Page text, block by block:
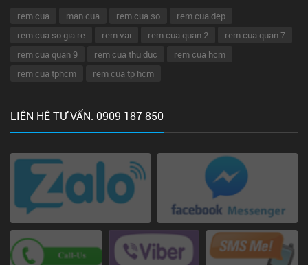
rem cua man cua rem cua so
rem cua dep
rem cua so gia re
rem vai rem cua quan 2
rem cua quan 7
rem cua quan 9
rem cua thu duc
rem cua hcm
rem cua tphcm
rem cua tp hcm
LIÊN HỆ TƯ VẤN: 0909 187 850